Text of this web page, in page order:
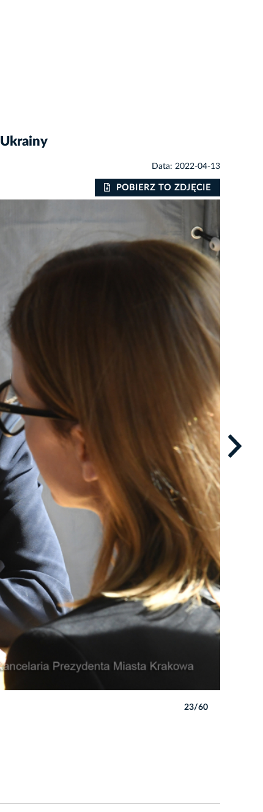
Data: 2022-04-13
POBIERZ TO ZDJĘCIE
23/60